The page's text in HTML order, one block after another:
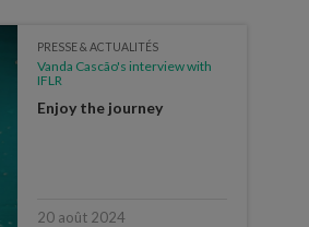
PRESSE & ACTUALITÉS
Vanda Cascão's interview with
IFLR
Enjoy the journey
20 août 2024